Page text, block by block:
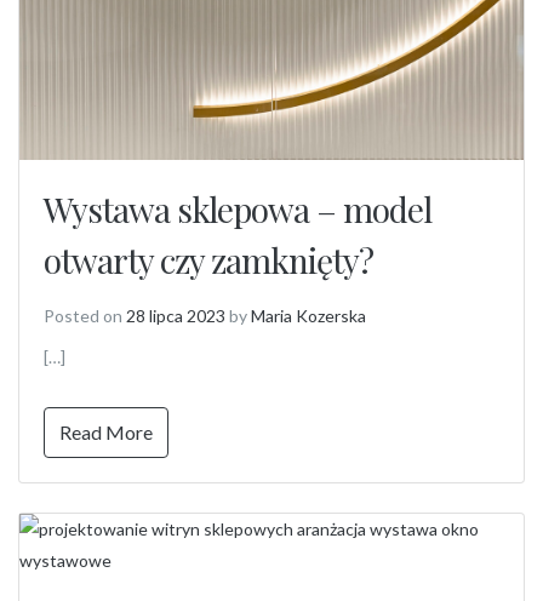
Wystawa sklepowa – model
otwarty czy zamknięty?
Posted on 28 lipca 2023 byMaria Kozerska
[…]
Read More